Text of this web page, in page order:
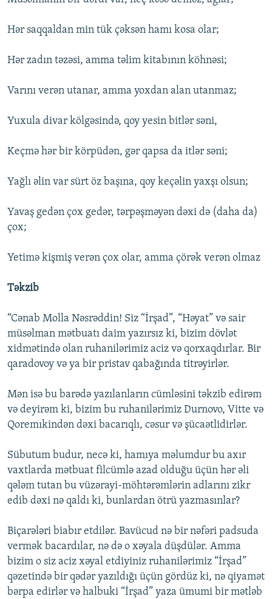
Hər saqqaldan min tük çəksən hamı kosa olar;
Hər zadın təzəsi, amma təlim kitabının köhnəsi;
Varını verən utanar, amma yoxdan alan utanmaz;
Yuxula divar kölgəsində, qoy yesin bitlər səni,
Keçmə hər bir körpüdən, gər qapsa da itlər səni;
Yağlı əlin var sürt öz başına, qoy keçəlin yaxşı olsun;
Yavaş gedən çox gedər, tərpəşməyən dəxi də (daha da)
çox;
Yetimə kişmiş verən çox olar, amma çörək verən olmaz
Təkzib
“Cənab Molla Nəsrəddin! Siz “İrşad”, “Həyat” və sair
müsəlman mətbuatı daim yazırsız ki, bizim dövlət
xidmətində olan ruhanilərimiz aciz və qorxaqdırlar. Bir
qaradovoy və ya bir pristav qabağında titrəyirlər.
Mən isə bu barədə yazılanların cümləsini təkzib edirəm
və deyirəm ki, bizim bu ruhanilərimiz Durnovo, Vitte və
Qoremıkindən dəxi bacarıqlı, cəsur və şücaətlidirlər.
Sübutum budur, necə ki, hamıya məlumdur bu axır
vaxtlarda mətbuat filcümlə azad olduğu üçün hər əli
qələm tutan bu vüzərayi-möhtərəmlərin adlarını zikr
edib dəxi nə qaldı ki, bunlardan ötrü yazmasınlar?
Biçarələri biabır etdilər. Bavücud nə bir nəfəri padsuda
vermək bacardılar, nə də o xəyala düşdülər. Amma
bizim o siz aciz xəyal etdiyiniz ruhanilərimiz “İrşad”
qəzetində bir qədər yazıldığı üçün gördüz ki, nə qiyamət
bərpa edirlər və halbuki “İrşad” yaza ümumi bir mətləb